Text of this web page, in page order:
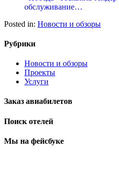
обслуживание…
Posted in: Новости и обзоры
Рубрики
Новости и обзоры
Проекты
Услуги
Заказ авиабилетов
Поиск отелей
Мы на фейсбуке